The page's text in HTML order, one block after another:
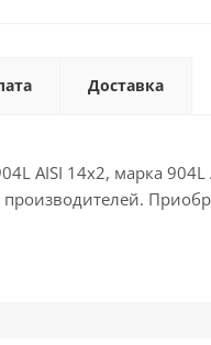
Доставка
AISI 14х2, марка